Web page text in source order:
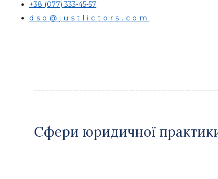
+38 (077) 333-45-57
dso@justlictors.com
Сфери юридичної